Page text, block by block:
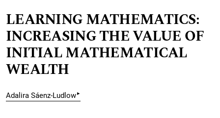
LEARNING MATHEMATICS:
INCREASING THE VALUE OF
INITIAL MATHEMATICAL
WEALTH
Adalira Sáenz-Ludlow▸